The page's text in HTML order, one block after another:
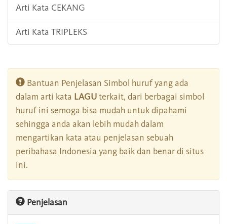
Arti Kata CEKANG
Arti Kata TRIPLEKS
Bantuan Penjelasan Simbol huruf yang ada
dalam arti kata LAGUterkait, dari berbagai simbol
huruf ini semoga bisa mudah untuk dipahami
sehingga anda akan lebih mudah dalam
mengartikan kata atau penjelasan sebuah
peribahasa Indonesia yang baik dan benar di situs
ini.
Penjelasan